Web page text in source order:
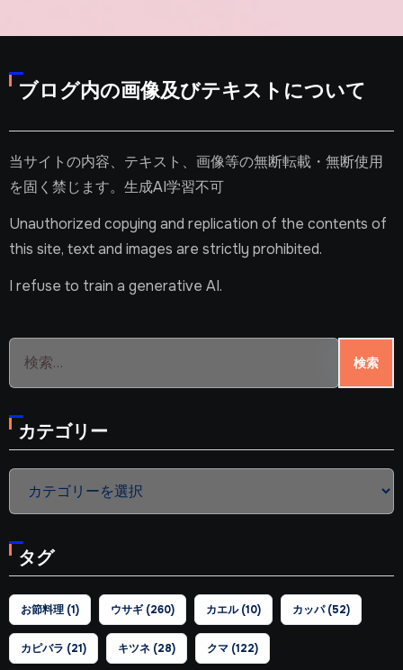
ブログ内の画像及びテキストについて
当サイトの内容、テキスト、画像等の無断転載・無断使用
を固く禁じます。生成AI学習不可
Unauthorized copying and replication of the contents of
this site, text and images are strictly prohibited.
I refuse to train a generative AI.
検
カテゴリー
カ
リ
ー
タグ
お節料理(1) ウサギ(260) カエル(10) カッパ(52)
カピバラ (21) キツネ(28) クマ(122)